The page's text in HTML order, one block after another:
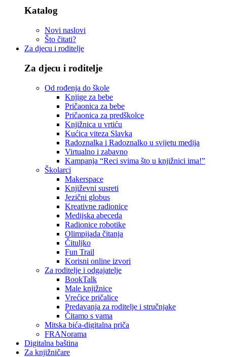
Katalog
Novi naslovi
Što čitati?
Za djecu i roditelje
Za djecu i roditelje
Od rođenja do škole
Knjige za bebe
Pričaonica za bebe
Pričaonica za predškolce
Knjižnica u vrtiću
Kućica viteza Slavka
Radoznalka i Radoznalko u svijetu medija
Virtualno i zabavno
Kampanja “Reci svima što u knjižnici ima!”
Školarci
Makerspace
Književni susreti
Jezični globus
Kreativne radionice
Medijska abeceda
Radionice robotike
Olimpijada čitanja
Čituljko
Fun Trail
Korisni online izvori
Za roditelje i odgajatelje
BookTalk
Male knjižnice
Vrećice pričalice
Predavanja za roditelje i stručnjake
Čitamo s vama
Mitska bića-digitalna priča
FRANorama
Digitalna baština
Za knjižničare